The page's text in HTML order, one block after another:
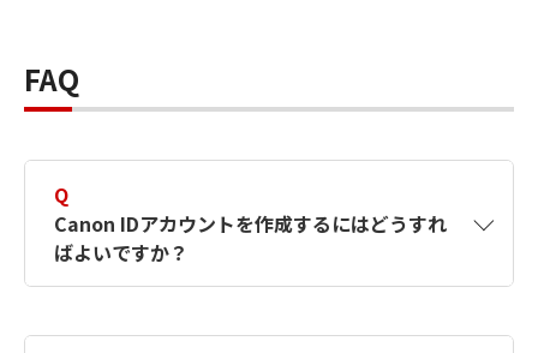
FAQ
Q
Canon IDアカウントを作成するにはどうすれ
ばよいですか？